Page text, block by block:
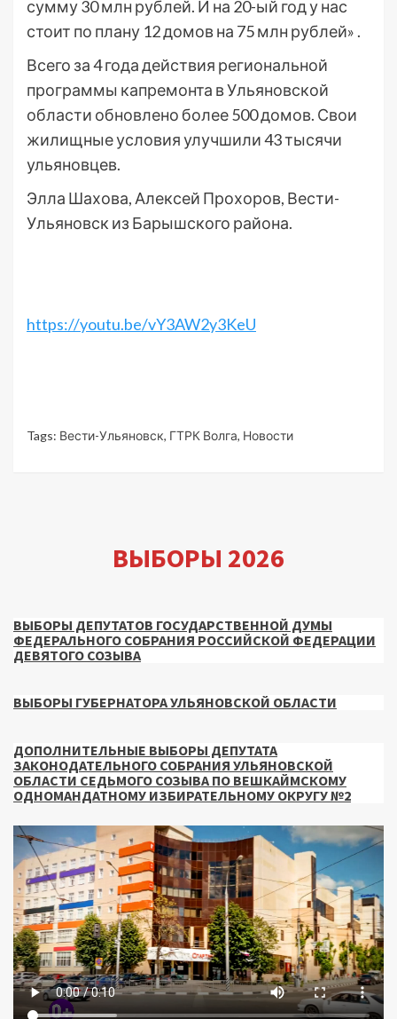
сумму 30 млн рублей. И на 20-ый год у нас
стоит по плану 12 домов на 75 млн рублей» .
Всего за 4 года действия региональной
программы капремонта в Ульяновской
области обновлено более 500 домов. Свои
жилищные условия улучшили 43 тысячи
ульяновцев.
Элла Шахова, Алексей Прохоров, Вести-
Ульяновск из Барышского района.
https://youtu.be/vY3AW2y3KeU
Tags: Вести-Ульяновск, ГТРК Волга, Новости
ВЫБОРЫ 2026
ВЫБОРЫ ДЕПУТАТОВ ГОСУДАРСТВЕННОЙ ДУМЫ
ФЕДЕРАЛЬНОГО СОБРАНИЯ РОССИЙСКОЙ ФЕДЕРАЦИИ
ДЕВЯТОГО СОЗЫВА
ВЫБОРЫ ГУБЕРНАТОРА УЛЬЯНОВСКОЙ ОБЛАСТИ
ДОПОЛНИТЕЛЬНЫЕ ВЫБОРЫ ДЕПУТАТА
ЗАКОНОДАТЕЛЬНОГО СОБРАНИЯ УЛЬЯНОВСКОЙ
ОБЛАСТИ СЕДЬМОГО СОЗЫВА ПО ВЕШКАЙМСКОМУ
ОДНОМАНДАТНОМУ ИЗБИРАТЕЛЬНОМУ ОКРУГУ №2